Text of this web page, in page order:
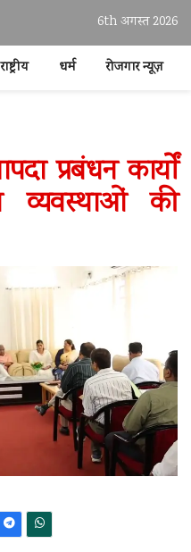
6th अगस्त 2026
राष्ट्रीय धर्म रोजगार न्यूज़
प्रबंधन कार्यों
व्यवस्थाओं की